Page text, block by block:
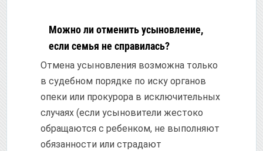
Можно ли отменить усыновление,
если семья не справилась?
Отмена усыновления возможна только
в судебном порядке по иску органов
опеки или прокурора в исключительных
случаях (если усыновители жестоко
обращаются с ребенком, не выполняют
обязанности или страдают